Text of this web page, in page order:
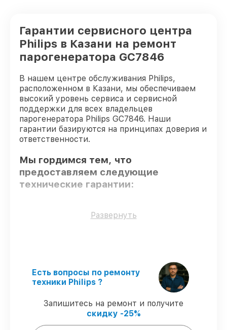
Гарантии сервисного центра
Philips в Казани на ремонт
парогенератора GC7846
В нашем центре обслуживания Philips,
расположенном в Казани, мы обеспечиваем
высокий уровень сервиса и сервисной
поддержки для всех владельцев
парогенератора Philips GC7846. Наши
гарантии базируются на принципах доверия и
ответственности.
Мы гордимся тем, что
предоставляем следующие
технические гарантии:
Только фирменные комплектующие
подтверждает их уровень мастерства.
Выполнение работ вовремя
– сервис
парогенератора GC7846 выполняется
Гарантийное обслуживание– все
работы по обслуживанию проводятся с
официальной гарантией.
Развернуть
Есть вопросы по ремонту
техники Philips ?
Запишитесь на ремонт и получите
скидку -25%